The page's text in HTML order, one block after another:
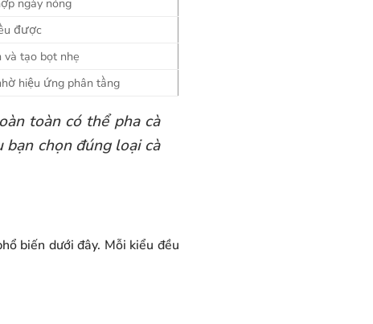
được
và tạo bọt nhẹ
hiệu ứng phân tầng
toàn có thể pha cà
bạn chọn đúng loại cà
biến dưới đây. Mỗi kiểu đều